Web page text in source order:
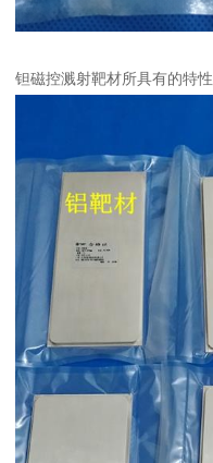
钽磁控溅射靶材所具有的特